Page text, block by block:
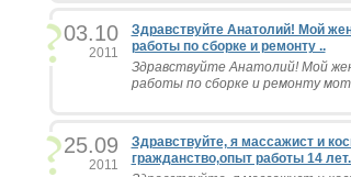
03.10
2011
Здравствуйте Анатолий! Мой
работы по сборке и ремонту ..
Здравствуйте Анатолий! Мой
работы по сборке и ремонту
25.09
2011
Здравствуйте, я массажист и
гражданство,опыт работы 14 лет.